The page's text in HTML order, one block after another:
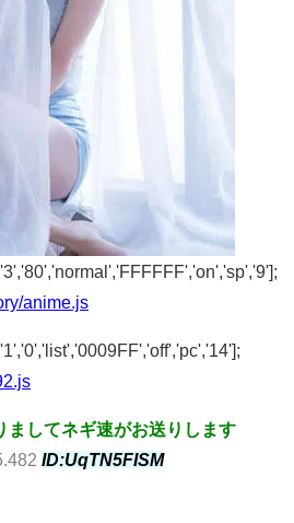
anime.js
ましてネギ速がお送りします
ID:UqTN5FISM